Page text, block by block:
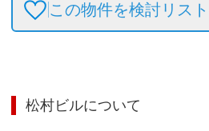
この物件を検討リス
松村ビルについて